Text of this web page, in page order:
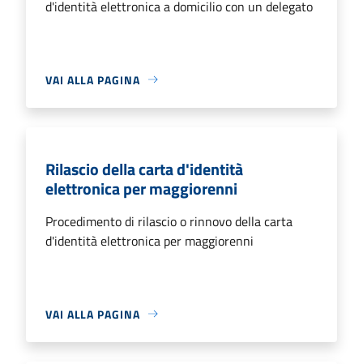
d'identità elettronica a domicilio con un delegato
VAI ALLA PAGINA
Rilascio della carta d'identità
elettronica per maggiorenni
Procedimento di rilascio o rinnovo della carta
d'identità elettronica per maggiorenni
VAI ALLA PAGINA